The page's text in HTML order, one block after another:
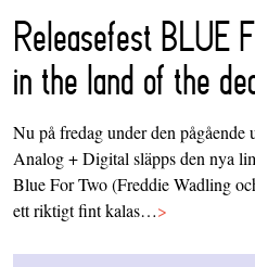
Releasefest BLUE
in the land of the
Nu på fredag under den
Analog + Digital släpps den nya
Blue For Two (Freddie Wadling
ett riktigt fint kalas…>